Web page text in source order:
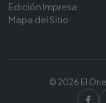
Edición Impresa
Mapa del Sitio
© 2026 El